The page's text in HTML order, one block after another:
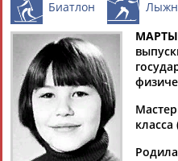
Найдено: 13181
Аслаудин
АБАЕВ
Елена
АБАИМОВА
Биатлон